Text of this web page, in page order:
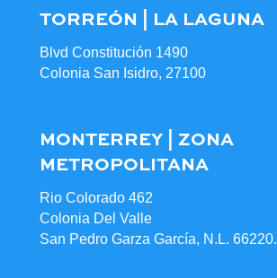
TORREÓN | LA LAGUNA
Blvd Constitución 1490
Colonia San Isidro, 27100
MONTERREY | ZONA
METROPOLITANA
Rio Colorado 462
Colonia Del Valle
San Pedro Garza García, N.L. 66220.